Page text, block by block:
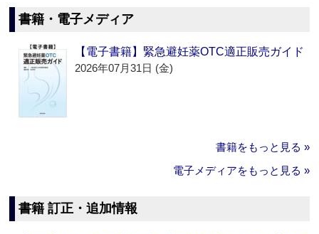
書籍・電子メディア
【電子書籍】緊急避妊薬OTC適正販売ガイド
2026年07月31日 (金)
書籍をもっと見る »
電子メディアをもっと見る »
書籍 訂正・追加情報